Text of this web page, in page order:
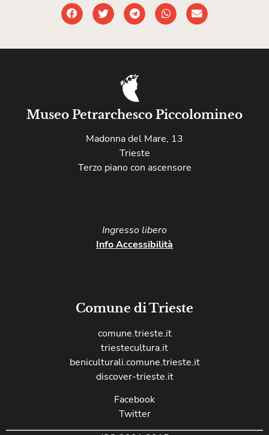
Museo Petrarchesco Piccolomineo
Madonna del Mare, 13
Trieste
Terzo piano con ascensore
Ingresso libero​
Info Accessibilità
Comune di Trieste
comune.trieste.it
triestecultura.it
beniculturali.comune.trieste.it
discover-trieste.it
Facebook
Twitter